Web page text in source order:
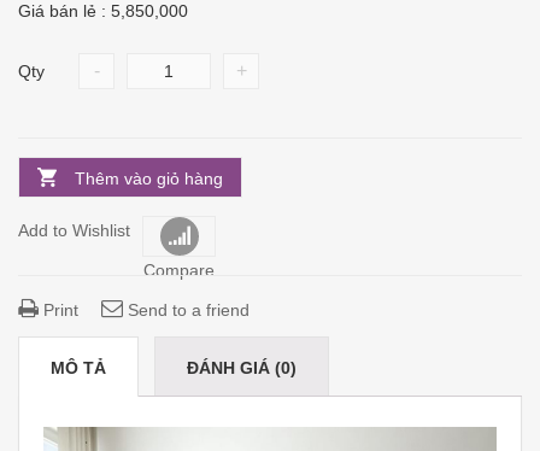
Giá bán lẻ : 5,850,000
Qty - +
Thêm vào giỏ hàng
Add to Wishlist
Compare
Print Send to a friend
MÔ TẢ ĐÁNH GIÁ (0)